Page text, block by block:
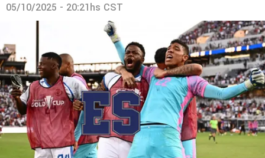
05/10/2025 - 20:21hs CST